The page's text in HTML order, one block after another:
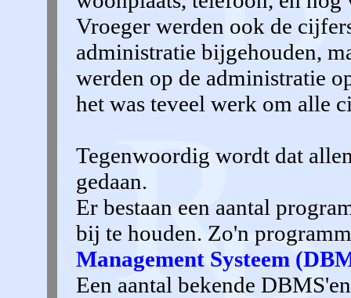
Vroeger werden ook de
administratie bijgehouden,
werden op de administratie
het was teveel werk om alle
Tegenwoordig wordt dat
gedaan.
Er bestaan een aantal
bij te houden. Zo'n
Management Systeem
Een aantal bekende